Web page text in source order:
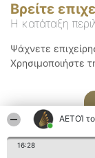
ΑΕΤΟΊ
16:28
Βρείτε
Η κατάταξη
Ψάχνετε
Χρησιμοποιήστε